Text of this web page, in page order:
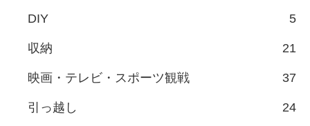
DIY 5
収納 21
映画・テレビ・スポーツ観戦 37
引っ越し 24